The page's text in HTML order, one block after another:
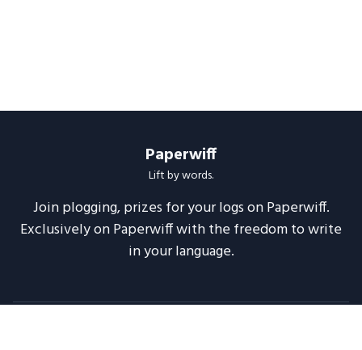
Paperwiff
Lift by words.
Join plogging, prizes for your logs on Paperwiff.
Exclusively on Paperwiff with the freedom to write
in your language.